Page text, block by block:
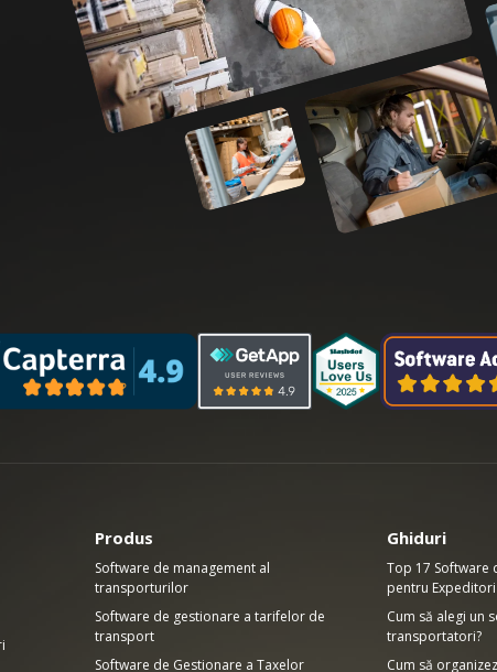
Produs
Software de management al
transporturilor
Software de gestionare a tarifelor de
transport
Software de Gestionare a Taxelor
Ghiduri
Top 17 Software
pentru Expeditori
Cum să alegi un
transportatori?
Cum să